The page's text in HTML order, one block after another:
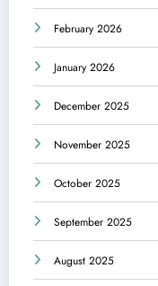
February 2026
January 2026
December 2025
November 2025
October 2025
September 2025
August 2025